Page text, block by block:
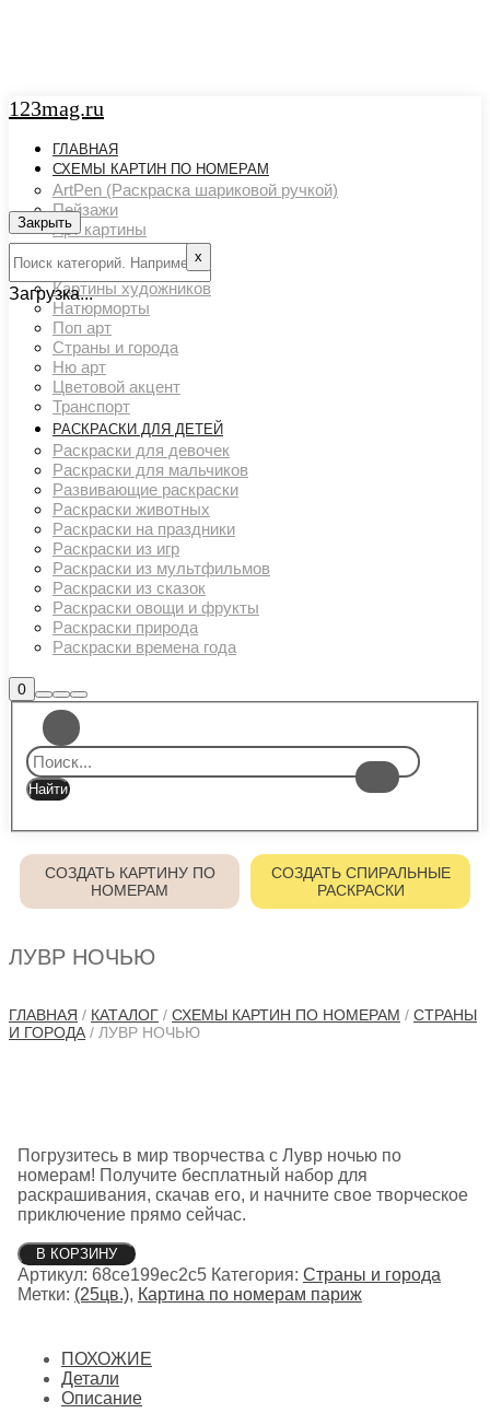
123mag.ru
ГЛАВНАЯ
СХЕМЫ КАРТИН ПО НОМЕРАМ
ArtPen (Раскраска шариковой ручкой)
Пейзажи
Арт картины
Животный мир
Люди
Картины художников
Натюрморты
Поп арт
Страны и города
Ню арт
Цветовой акцент
Транспорт
РАСКРАСКИ ДЛЯ ДЕТЕЙ
Раскраски для девочек
Раскраски для мальчиков
Развивающие раскраски
Раскраски животных
Раскраски на праздники
Раскраски из игр
Раскраски из мультфильмов
Раскраски из сказок
Раскраски овощи и фрукты
Раскраски природа
Раскраски времена года
0Боковая
панель
магазина
Найти
Больше
информации
Главное
меню
СОЗДАТЬ КАРТИНУ ПО
НОМЕРАМ
СОЗДАТЬ СПИРАЛЬНЫЕ
РАСКРАСКИ
ЛУВР НОЧЬЮ
ГЛАВНАЯ / КАТАЛОГ / СХЕМЫ КАРТИН ПО НОМЕРАМ / СТРАНЫ
И ГОРОДА/ ЛУВР НОЧЬЮ
Погрузитесь в мир творчества с Лувр ночью по
номерам! Получите бесплатный набор для
раскрашивания, скачав его, и начните свое творческое
приключение прямо сейчас.
Количество
товара
Лувр
В КОРЗИНУ
Артикул: 68ce199ec2c5 Категория: Страны и города
Метки: (25цв.), Картина по номерам париж
ПОХОЖИЕ
Детали
Описание
Закрыть
х
Загрузка...